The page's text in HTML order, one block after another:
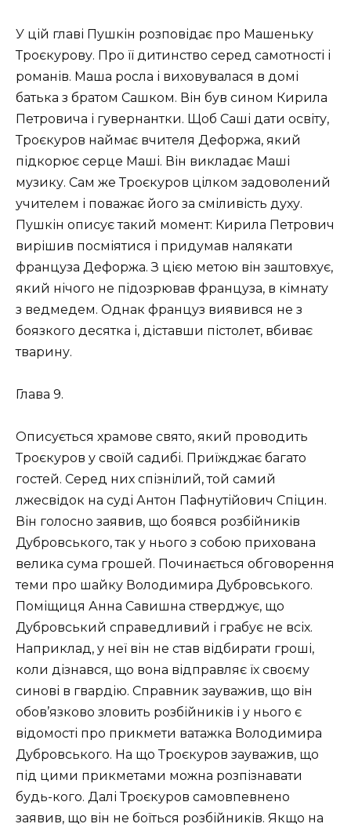
У цій главі Пушкін розповідає про Машеньку
Троєкурову. Про її дитинство серед самотності і
романів. Маша росла і виховувалася в домі
батька з братом Сашком. Він був сином Кирила
Петровича і гувернантки. Щоб Саші дати освіту,
Троєкуров наймає вчителя Дефоржа, який
підкорює серце Маші. Він викладає Маші
музику. Сам же Троєкуров цілком задоволений
учителем і поважає його за сміливість духу.
Пушкін описує такий момент: Кирила Петрович
вирішив посміятися і придумав налякати
француза Дефоржа. З цією метою він заштовхує,
який нічого не підозрював француза, в кімнату
з ведмедем. Однак француз виявився не з
боязкого десятка і, діставши пістолет, вбиває
тварину.
Глава 9.
Описується храмове свято, який проводить
Троєкуров у своїй садибі. Приїжджає багато
гостей. Серед них спізнілий, той самий
лжесвідок на суді Антон Пафнутійович Спіцин.
Він голосно заявив, що боявся розбійників
Дубровського, так у нього з собою прихована
велика сума грошей. Починається обговорення
теми про шайку Володимира Дубровського.
Поміщиця Анна Савишна стверджує, що
Дубровський справедливий і грабує не всіх.
Наприклад, у неї він не став відбирати гроші,
коли дізнався, що вона відправляє їх своєму
синові в гвардію. Справник зауважив, що він
обов’язково зловить розбійників і у нього є
відомості про прикмети ватажка Володимира
Дубровського. На що Троєкуров зауважив, що
під цими прикметами можна розпізнавати
будь-кого. Далі Троєкуров самовпевнено
заявив, що він не боїться розбійників. Якщо на